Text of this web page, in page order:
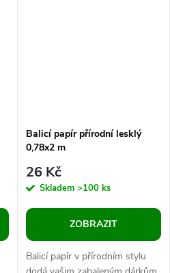
Balicí papír přírodní lesklý
0,78x2 m
26 Kč
Skladem >100 ks
ZOBRAZIT
Balicí papír v přírodním stylu